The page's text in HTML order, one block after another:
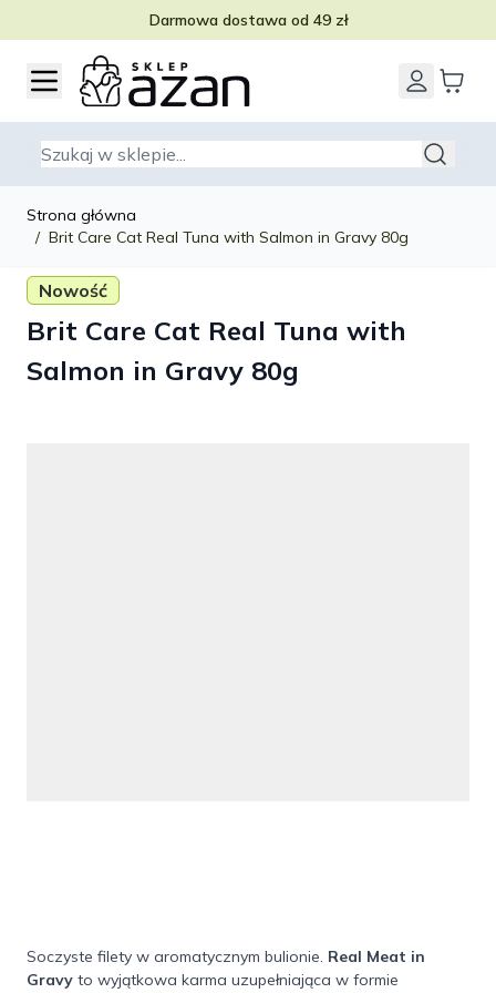
Darmowa dostawa od 49 zł
Przejdź do treści
Szukaj
Strona główna
/ Brit Care Cat Real Tuna with Salmon in Gravy 80g
Nowość
Brit Care Cat Real Tuna with
Salmon in Gravy 80g
Soczyste filety w aromatycznym bulionie. Real Meat in
Gravy to wyjątkowa karma uzupełniająca w formie